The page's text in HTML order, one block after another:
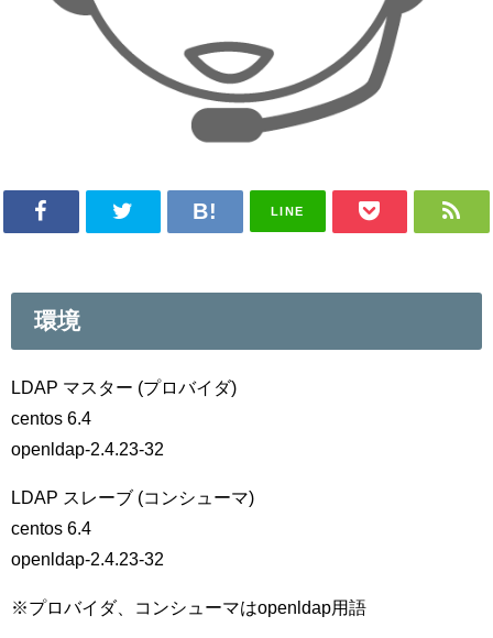
LINE
環境
LDAP マスター (プロバイダ)
centos 6.4
openldap-2.4.23-32
LDAP スレーブ (コンシューマ)
centos 6.4
openldap-2.4.23-32
※プロバイダ、コンシューマはopenldap用語